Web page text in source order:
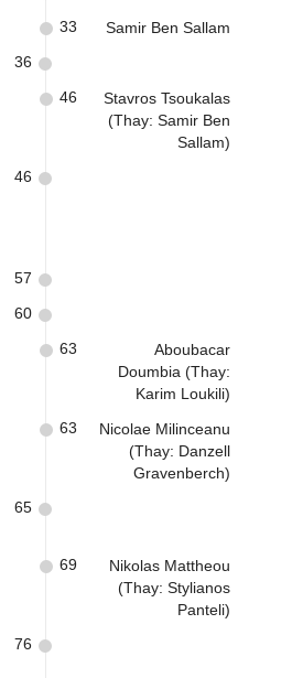
Samir Ben Sallam
33
36
Stavros Tsoukalas
(Thay: Samir Ben
Sallam)
46
46
57
60
Aboubacar
Doumbia (Thay:
Karim Loukili)
63
Nicolae Milinceanu
(Thay: Danzell
Gravenberch)
63
65
Nikolas Mattheou
(Thay: Stylianos
Panteli)
69
76